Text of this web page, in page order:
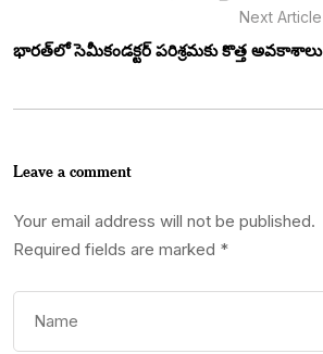
Next Article
భారత్‌లో సెమీకండక్టర్ పరిశ్రమకు కొత్త అవకాశాలు
Leave a comment
Your email address will not be published.
Required fields are marked *